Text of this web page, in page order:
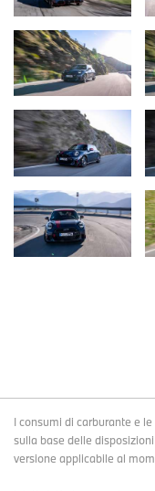
I consumi di carburante e
sulla base delle
versione applicabile al